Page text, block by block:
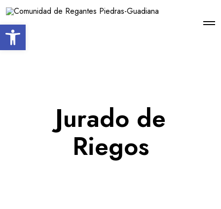
Open toolbar
Jurado de
Riegos